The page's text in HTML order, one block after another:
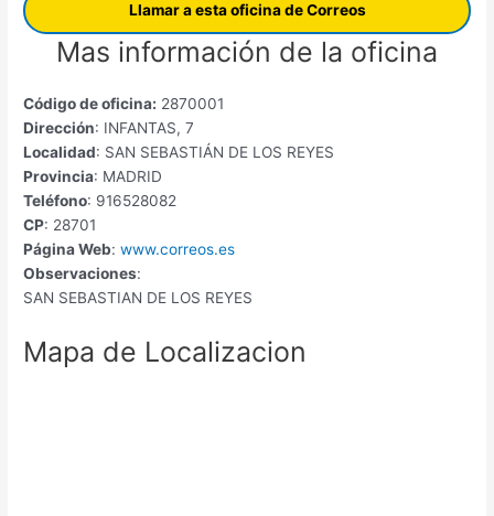
Llamar a esta oficina de Correos
Mas información de la oficina
Código de oficina: 2870001
Dirección: INFANTAS, 7
Localidad: SAN SEBASTIÁN DE LOS REYES
Provincia: MADRID
Teléfono: 916528082
CP: 28701
Página Web: www.correos.es
Observaciones:
SAN SEBASTIAN DE LOS REYES
Mapa de Localizacion